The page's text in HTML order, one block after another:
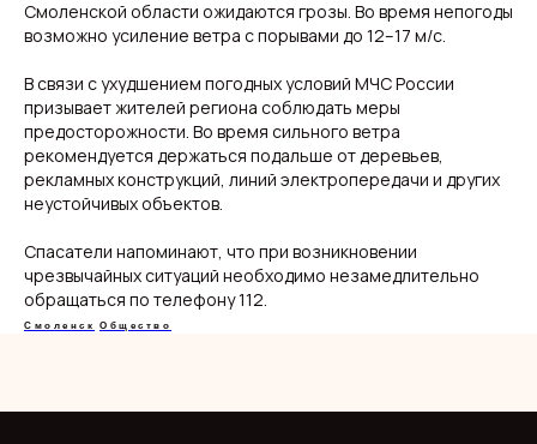
Смоленской области ожидаются грозы. Во время непогоды
возможно усиление ветра с порывами до 12–17 м/с.
В связи с ухудшением погодных условий МЧС России
призывает жителей региона соблюдать меры
предосторожности. Во время сильного ветра
рекомендуется держаться подальше от деревьев,
рекламных конструкций, линий электропередачи и других
неустойчивых объектов.
Спасатели напоминают, что при возникновении
чрезвычайных ситуаций необходимо незамедлительно
обращаться по телефону 112.
Смоленск Общество
Добро пожаловать на кухню актуальных новостей!
Новости
Происшествия
Общество
Экономика
Жизнь
Политика
Подборки
Смоленск
Мир
Окружные вести
Видеоблог
О нас